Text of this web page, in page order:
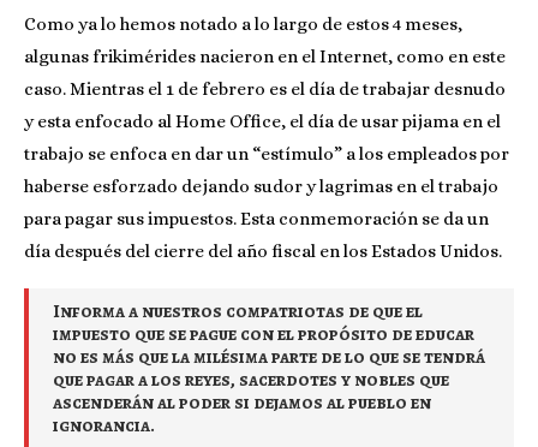
Como ya lo hemos notado a lo largo de estos 4 meses,
algunas frikimérides nacieron en el Internet, como en este
caso. Mientras el 1 de febrero es el día de trabajar desnudo
y esta enfocado al Home Office, el día de usar pijama en el
trabajo se enfoca en dar un “estímulo” a los empleados por
haberse esforzado dejando sudor y lagrimas en el trabajo
para pagar sus impuestos. Esta conmemoración se da un
día después del cierre del año fiscal en los Estados Unidos.
Informa a nuestros compatriotas de que el
impuesto que se pague con el propósito de educar
no es más que la milésima parte de lo que se tendrá
que pagar a los reyes, sacerdotes y nobles que
ascenderán al poder si dejamos al pueblo en
ignorancia.